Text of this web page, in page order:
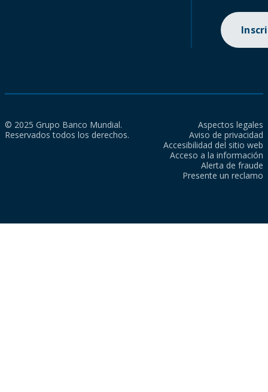
© 2025 Grupo Banco Mundial.
Reservados todos los derechos.
Aspectos legales
Aviso de privacidad
Accesibilidad del sitio web
Acceso a la información
Alerta de fraude
Presente un reclamo